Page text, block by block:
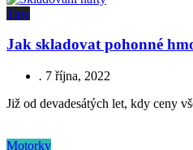
Tipy
Jak skladovat pohonné
. 7 října, 2022
Již od devadesátých let, kdy ceny
Motorky